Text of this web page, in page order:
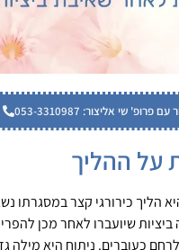
שי אליצור: 053-3310987
על ההליך
הליך כירורגי קצר במסגרתו
שיועברו לאחר מכן
כעוברים. ניתוח היא מילה